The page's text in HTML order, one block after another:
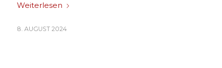
Weiterlesen
8. AUGUST 2024